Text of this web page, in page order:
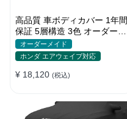
高品質 車ボディカバー 1年間
保証 5層構造 3色 オーダーメ
イド 裏起毛 防風防水 四季
オーダーメイド
ホンダ エアウェイブ対応
¥ 18,120 (税込)